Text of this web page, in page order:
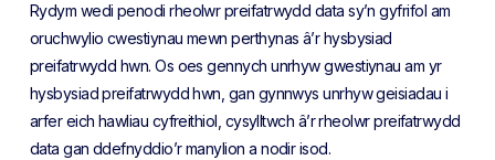
Rydym wedi penodi rheolwr preifatrwydd data sy’n gyfrifol am
oruchwylio cwestiynau mewn perthynas â’r hysbysiad
preifatrwydd hwn. Os oes gennych unrhyw gwestiynau am yr
hysbysiad preifatrwydd hwn, gan gynnwys unrhyw geisiadau i
arfer eich hawliau cyfreithiol, cysylltwch â’r rheolwr preifatrwydd
data gan ddefnyddio’r manylion a nodir isod.